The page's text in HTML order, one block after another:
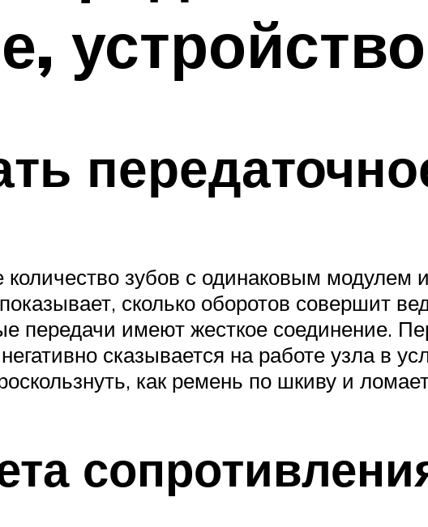
зубов с одинаковым модулем
сколько оборотов совершит
передачи имеют жесткое соединение.
сказывается на работе узла в
как ремень по шкиву и